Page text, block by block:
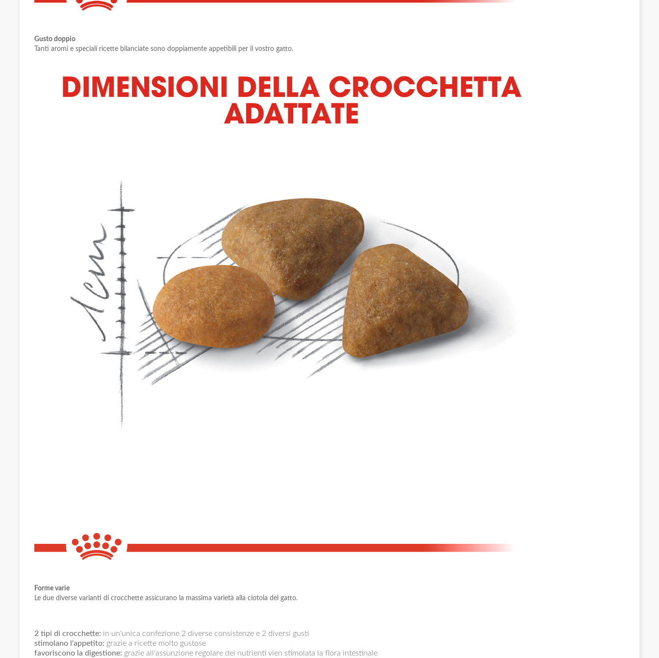
Gusto doppio
Tanti aromi e speciali ricette bilanciate sono doppiamente appetibili per il vostro gatto.
Forme varie
Le due diverse varianti di crocchette assicurano la massima varietà alla ciotola del gatto.
2 tipi di crocchette: in un'unica confezione 2 diverse consistenze e 2 diversi gusti
stimolano l'appetito: grazie a ricette molto gustose
favoriscono la digestione: grazie all'assunzione regolare dei nutrienti vien stimolata la flora intestinale